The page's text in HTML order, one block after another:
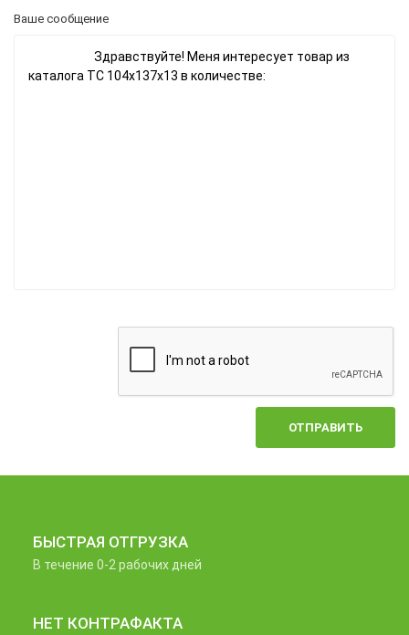
Ваше сообщение
ОТПРАВИТЬ
БЫСТРАЯ ОТГРУЗКА
В течение 0-2 рабочих дней
НЕТ КОНТРАФАКТА